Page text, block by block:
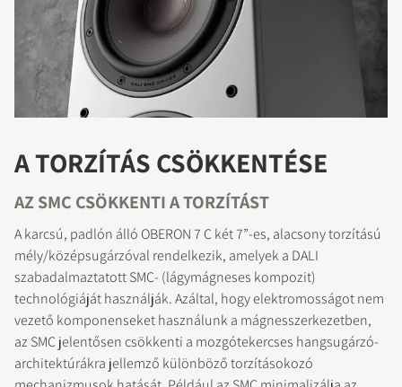
A TORZÍTÁS CSÖKKENTÉSE
AZ SMC CSÖKKENTI A TORZÍTÁST
A karcsú, padlón álló OBERON 7 C két 7”-es, alacsony torzítású
mély/középsugárzóval rendelkezik, amelyek a DALI
szabadalmaztatott SMC- (lágymágneses kompozit)
technológiáját használják. Azáltal, hogy elektromosságot nem
vezető komponenseket használunk a mágnesszerkezetben,
az SMC jelentősen csökkenti a mozgótekercses hangsugárzó-
architektúrákra jellemző különböző torzításokozó